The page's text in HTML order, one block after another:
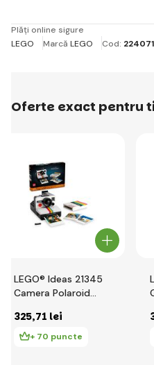
Plăți online sigure
LEGO
Marcă LEGO Cod:
Oferte exact pentru
LEGO® Ideas 21345
Camera Polaroid
325,71 lei
+ 70 puncte